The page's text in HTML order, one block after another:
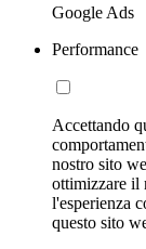
Google Ads
Performance
Accettando
nostro sito
ottimizzare il
l'esperienza
questo sito